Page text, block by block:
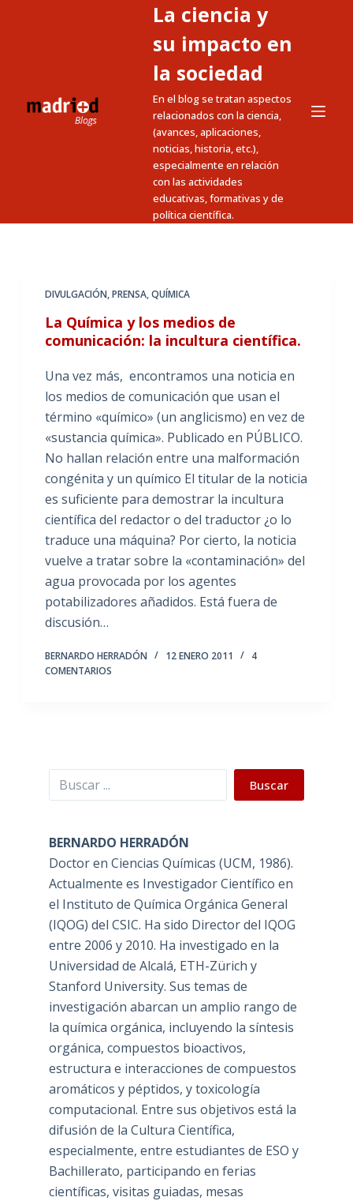
n
La ciencia y
su impacto en
la sociedad
En el blog se tratan aspectos
relacionados con la ciencia,
(avances, aplicaciones,
noticias, historia, etc.),
especialmente en relación
con las actividades
educativas, formativas y de
política científica.
DIVULGACIÓN,PRENSA,QUÍMICA
La Química y los medios de
comunicación: la incultura científica.
Una vez más, encontramos una noticia en
los medios de comunicación que usan el
término «químico» (un anglicismo) en vez de
«sustancia química». Publicado en PÚBLICO.
No hallan relación entre una malformación
congénita y un químico El titular de la noticia
es suficiente para demostrar la incultura
científica del redactor o del traductor ¿o lo
traduce una máquina? Por cierto, la noticia
vuelve a tratar sobre la «contaminación» del
agua provocada por los agentes
potabilizadores añadidos. Está fuera de
discusión…
BERNARDO HERRADÓN 12 ENERO 2011
4
COMENTARIOS
Buscar Buscar
BERNARDO HERRADÓN
Doctor en Ciencias Químicas (UCM, 1986).
Actualmente es Investigador Científico en
el Instituto de Química Orgánica General
(IQOG) del CSIC. Ha sido Director del IQOG
entre 2006 y 2010. Ha investigado en la
Universidad de Alcalá, ETH-Zürich y
Stanford University. Sus temas de
investigación abarcan un amplio rango de
la química orgánica, incluyendo la síntesis
orgánica, compuestos bioactivos,
estructura e interacciones de compuestos
aromáticos y péptidos, y toxicología
computacional. Entre sus objetivos está la
difusión de la Cultura Científica,
especialmente, entre estudiantes de ESO y
Bachillerato, participando en ferias
científicas, visitas guiadas, mesas